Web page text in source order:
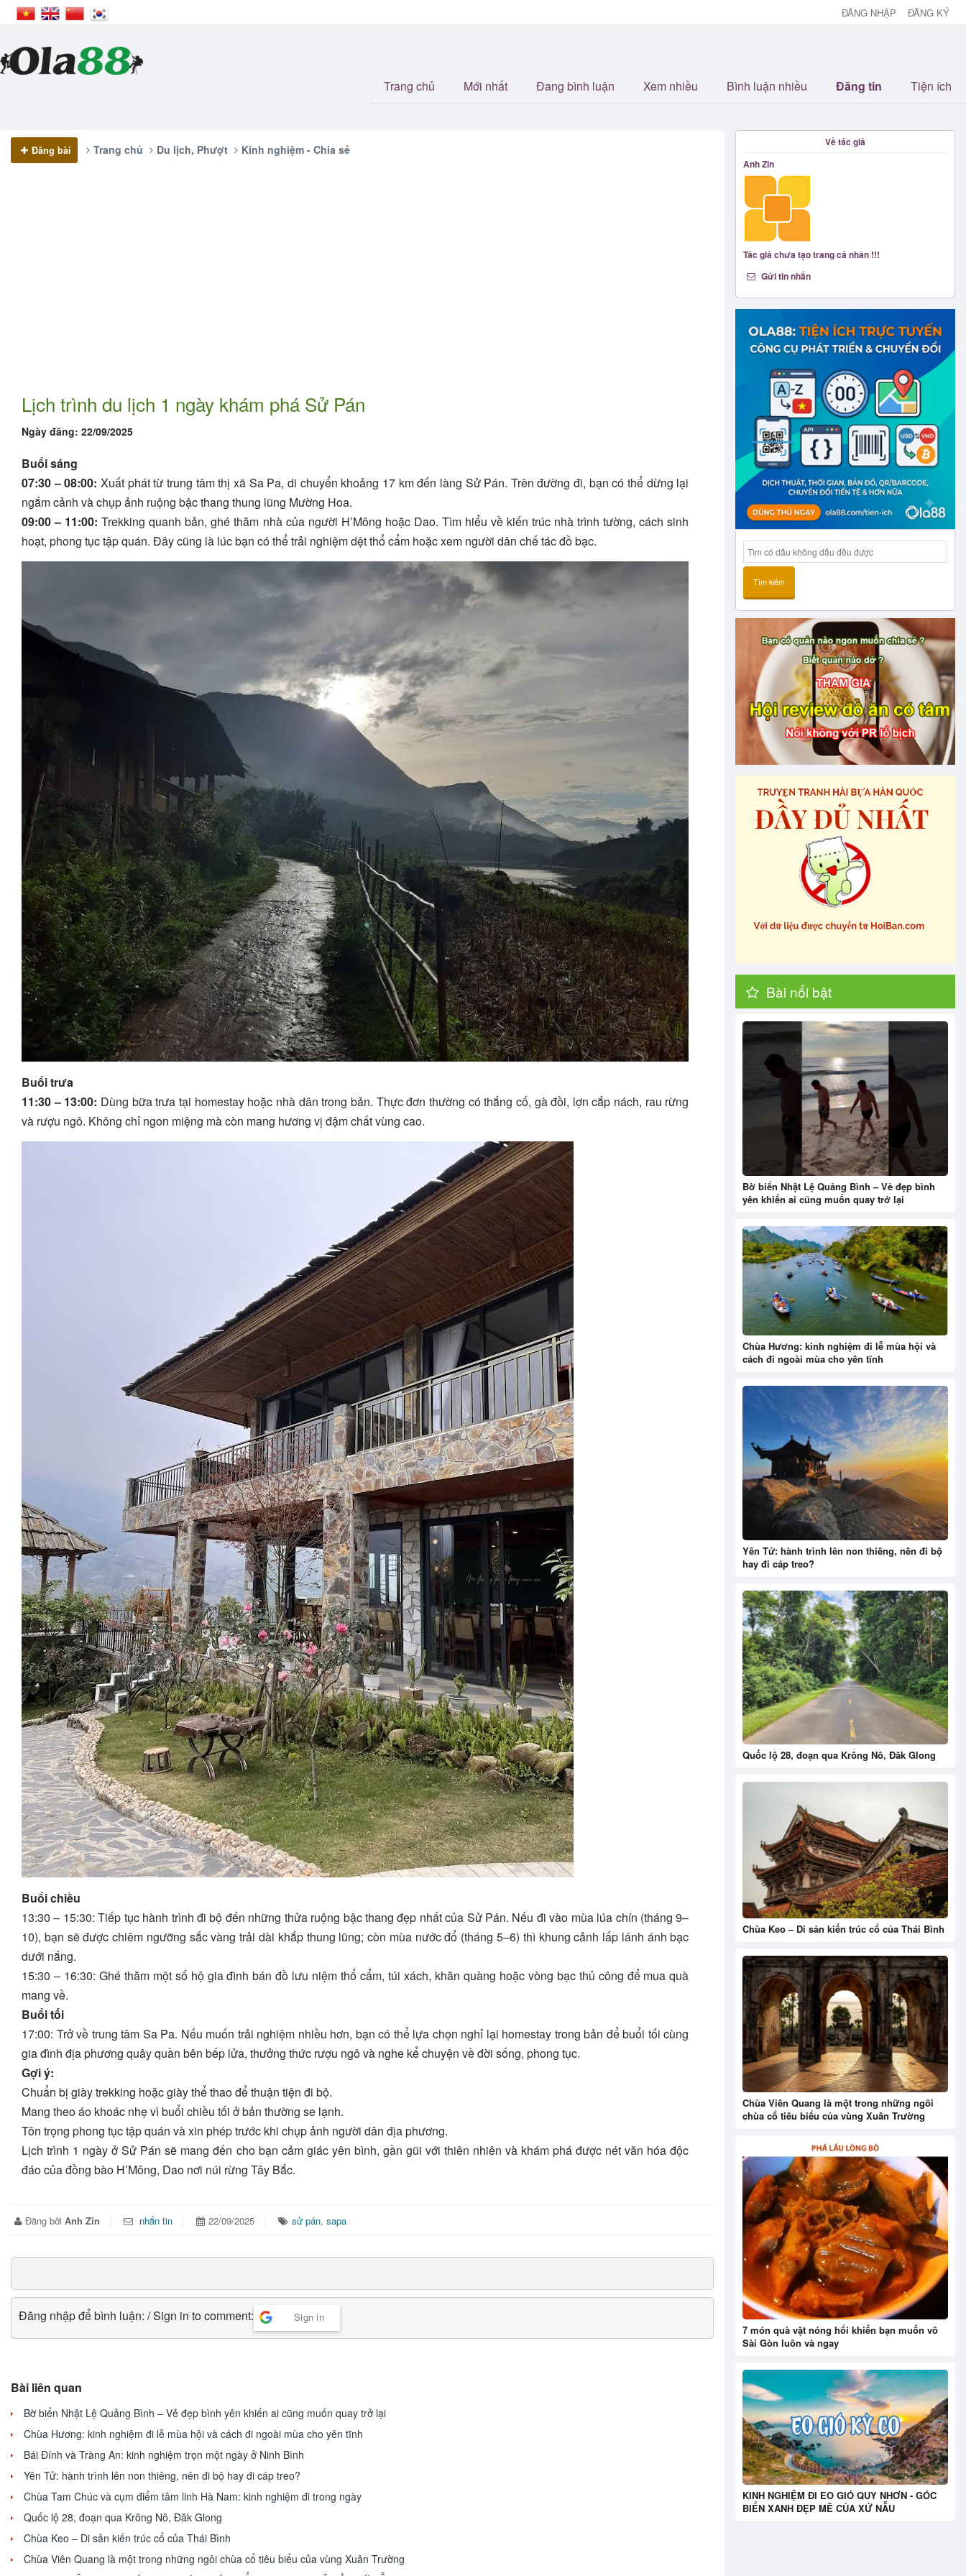
ĐĂNG NHẬP ĐĂNG KÝ
Trang chủ Mới nhất Đang bình luận Xem nhiều Bình luận nhiều Đăng tin Tiện ích
Đăng bài Trang chủ Du lịch, Phượt Kinh nghiệm - Chia sẻ
Lịch trình du lịch 1 ngày khám phá Sử Pán
Ngày đăng: 22/09/2025
Buổi sáng
07:30 – 08:00: Xuất phát từ trung tâm thị xã Sa Pa, di chuyển khoảng 17 km đến làng Sử Pán. Trên đường đi, bạn có thể dừng lại
ngắm cảnh và chụp ảnh ruộng bậc thang thung lũng Mường Hoa.
09:00 – 11:00: Trekking quanh bản, ghé thăm nhà của người H’Mông hoặc Dao. Tìm hiểu về kiến trúc nhà trình tường, cách sinh
hoạt, phong tục tập quán. Đây cũng là lúc bạn có thể trải nghiệm dệt thổ cẩm hoặc xem người dân chế tác đồ bạc.
Buổi trưa
11:30 – 13:00: Dùng bữa trưa tại homestay hoặc nhà dân trong bản. Thực đơn thường có thắng cố, gà đồi, lợn cắp nách, rau rừng
và rượu ngô. Không chỉ ngon miệng mà còn mang hương vị đậm chất vùng cao.
Buổi chiều
13:30 – 15:30: Tiếp tục hành trình đi bộ đến những thửa ruộng bậc thang đẹp nhất của Sử Pán. Nếu đi vào mùa lúa chín (tháng 9–
10), bạn sẽ được chiêm ngưỡng sắc vàng trải dài khắp thung lũng; còn mùa nước đổ (tháng 5–6) thì khung cảnh lấp lánh ánh bạc
dưới nắng.
15:30 – 16:30: Ghé thăm một số hộ gia đình bán đồ lưu niệm thổ cẩm, túi xách, khăn quàng hoặc vòng bạc thủ công để mua quà
mang về.
Buổi tối
17:00: Trở về trung tâm Sa Pa. Nếu muốn trải nghiệm nhiều hơn, bạn có thể lựa chọn nghỉ lại homestay trong bản để buổi tối cùng
gia đình địa phương quây quần bên bếp lửa, thưởng thức rượu ngô và nghe kể chuyện về đời sống, phong tục.
Gợi ý:
Chuẩn bị giày trekking hoặc giày thể thao để thuận tiện đi bộ.
Mang theo áo khoác nhẹ vì buổi chiều tối ở bản thường se lạnh.
Tôn trọng phong tục tập quán và xin phép trước khi chụp ảnh người dân địa phương.
Lịch trình 1 ngày ở Sử Pán sẽ mang đến cho bạn cảm giác yên bình, gần gũi với thiên nhiên và khám phá được nét văn hóa độc
đáo của đồng bào H’Mông, Dao nơi núi rừng Tây Bắc.
Đăng bởi Anh Zin nhắn tin 22/09/2025 sử pán, sapa
Đăng nhập để bình luận: / Sign in to comment: Sign in
Bài liên quan
Bờ biển Nhật Lệ Quảng Bình – Vẻ đẹp bình yên khiến ai cũng muốn quay trở lại
Chùa Hương: kinh nghiệm đi lễ mùa hội và cách đi ngoài mùa cho yên tĩnh
Bái Đính và Tràng An: kinh nghiệm trọn một ngày ở Ninh Bình
Yên Tử: hành trình lên non thiêng, nên đi bộ hay đi cáp treo?
Chùa Tam Chúc và cụm điểm tâm linh Hà Nam: kinh nghiệm đi trong ngày
Quốc lộ 28, đoạn qua Krông Nô, Đăk Glong
Chùa Keo – Di sản kiến trúc cổ của Thái Bình
Chùa Viên Quang là một trong những ngôi chùa cổ tiêu biểu của vùng Xuân Trường
Về tác giả
Anh Zin
Tác giả chưa tạo trang cá nhân !!!
Gửi tin nhắn
Tìm kiếm
Bài nổi bật
Bờ biển Nhật Lệ Quảng Bình – Vẻ đẹp bình
yên khiến ai cũng muốn quay trở lại
Chùa Hương: kinh nghiệm đi lễ mùa hội và
cách đi ngoài mùa cho yên tĩnh
Yên Tử: hành trình lên non thiêng, nên đi bộ
hay đi cáp treo?
Quốc lộ 28, đoạn qua Krông Nô, Đăk Glong
Chùa Keo – Di sản kiến trúc cổ của Thái Bình
Chùa Viên Quang là một trong những ngôi
chùa cổ tiêu biểu của vùng Xuân Trường
7 món quà vặt nóng hổi khiến bạn muốn vô
Sài Gòn luôn và ngay
KINH NGHIỆM ĐI EO GIÓ QUY NHƠN - GÓC
BIỂN XANH ĐẸP MÊ CỦA XỨ NẪU